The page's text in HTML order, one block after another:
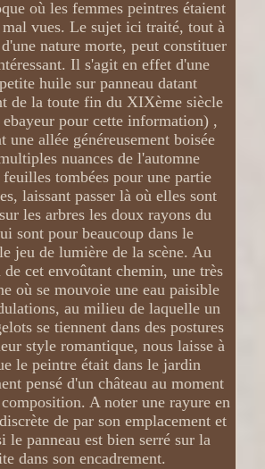
où les femmes peintres étaient
mal vues. Le sujet ici traité, tout à
nature morte, peut constituer
Il s'agit en effet d'une
huile sur panneau datant
de la toute fin du XIXème siècle
pour cette information) ,
une allée généreusement boisée
nuances de l'automne
tombées pour une partie
laissant passer là où elles sont
les arbres les doux rayons du
sont pour beaucoup dans le
jeu de lumière de la scène. Au
cet envoûtant chemin, une très
où se mouvoie une eau paisible
au milieu de laquelle un
se tiennent dans des postures
style romantique, nous laisse à
le peintre était dans le jardin
pensé d'un château au moment
A noter une rayure en
de par son emplacement et
le panneau est bien serré sur la
dans son encadrement.